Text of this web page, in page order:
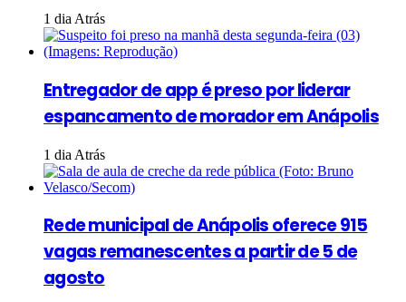
1 dia Atrás
Entregador de app é preso por liderar
espancamento de morador em Anápolis
1 dia Atrás
Rede municipal de Anápolis oferece 915
vagas remanescentes a partir de 5 de
agosto